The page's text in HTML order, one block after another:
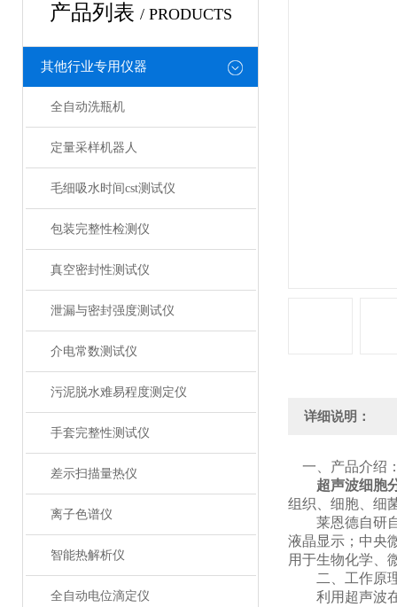
产品列表 / PRODUCTS
其他行业专用仪器
全自动洗瓶机
定量采样机器人
毛细吸水时间cst测试仪
包装完整性检测仪
真空密封性测试仪
泄漏与密封强度测试仪
介电常数测试仪
污泥脱水难易程度测定仪
手套完整性测试仪
差示扫描量热仪
离子色谱仪
智能热解析仪
全自动电位滴定仪
详细说明：
一、产品介绍
超声波细胞
组织、细胞、细
莱恩德自研自
液晶显示；中央
用于生物化学、
二、工作原
利用超声波在